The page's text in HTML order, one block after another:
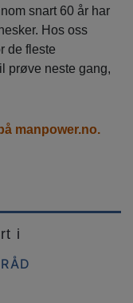
snart 60 år har
Hos oss
de fleste
prøve neste gang,
manpower.no.
i